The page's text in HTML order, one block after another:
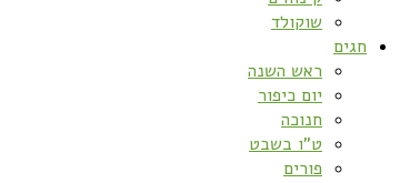
שוקולד
חגים
ראש השנה
יום כיפור
חנוכה
ט”ו בשבט
פורים